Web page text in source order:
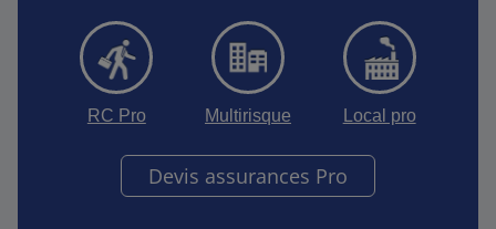
RC Pro Multirisque Local pro
Devis assurances Pro